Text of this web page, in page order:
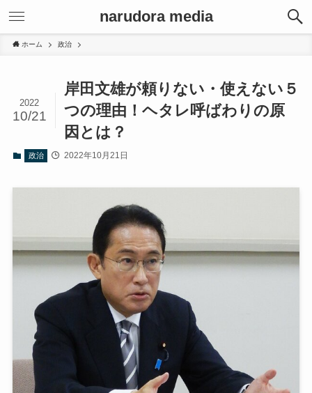
narudora media
ホーム 政治
岸田文雄が頼りない・使えない５
つの理由！ヘタレ呼ばわりの原
因とは？
2022
10/21
政治 2022年10月21日